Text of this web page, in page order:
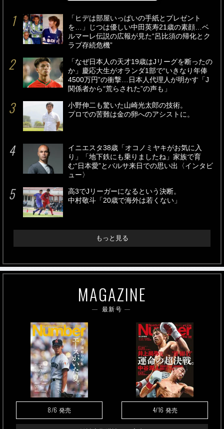
「ヒデは部屋いっぱいの手紙とプレゼント
を…」じつは優しい中田英寿21歳の素顔…ベ
ルマーレ伝説の広報が見た“呂比須の帰化とク
ラブ存続危機”
「なぜ日本人の天才19歳はJリーグを断ったの
か」慶応大生がオランダ1部で“いきなり年俸
4500万円”の衝撃…日本人代理人が明かす「J
関係者から“荒らされた”の声も」
小野伸二も驚いた山崎光太郎の技術。
プロでの苦難は金の卵へのアシストに。
イニエスタ38歳「オコノミヤキがお気に入
り」「地下鉄にも乗りましたね」家族で育
む“日本愛”とバルサ来日での思い出〈インタビ
ュー〉
高3でJリーガーになるという決断。
中村敬斗「20歳で海外は若くない」
もっと見る
MAGAZINE
最新号
8/6 発売 4/16 発売